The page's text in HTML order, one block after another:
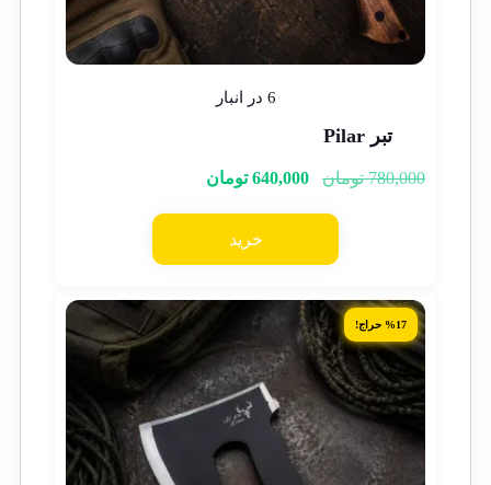
6 در انبار
تبر Pilar
780,000 تومان 640,000 تومان
خرید
%17 حراج!